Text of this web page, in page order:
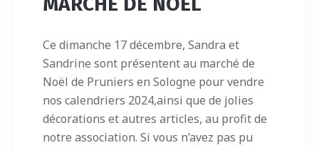
Ce dimanche 17 décembre, Sandra et
Sandrine sont présentent au marché de
Noël de Pruniers en Sologne pour vendre
nos calendriers 2024,ainsi que de jolies
décorations et autres articles, au profit de
notre association. Si vous n’avez pas pu